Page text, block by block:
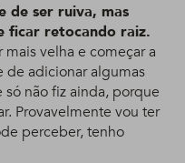
de ser ruiva, mas
ficar retocando raiz.
velha e começar a
de adicionar algumas
só não fiz ainda, porque
Provavelmente vou ter
perceber, tenho